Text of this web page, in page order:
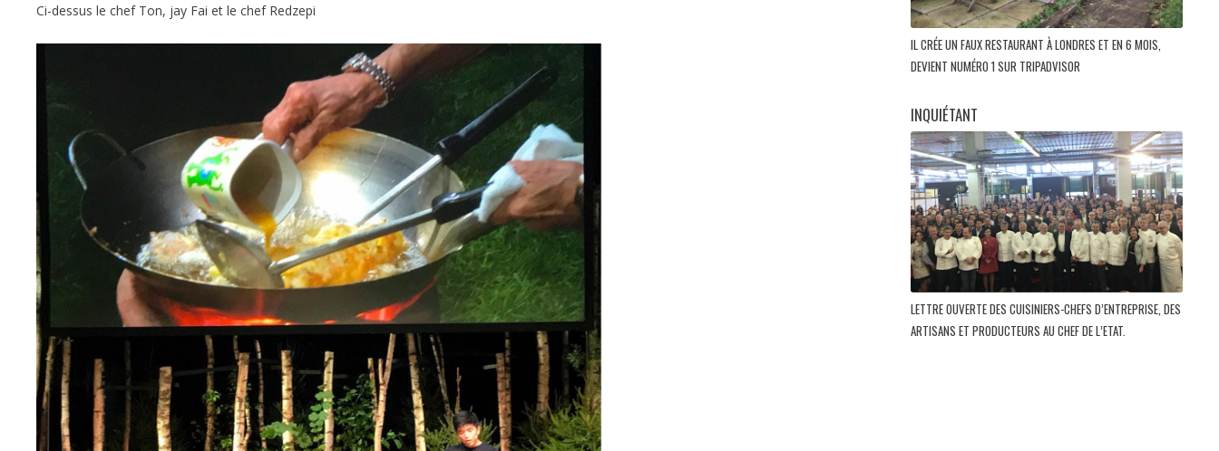
Ci-dessus le chef Ton, jay Fai et le chef Redzepi
IL CRÉE UN FAUX RESTAURANT À LONDRES ET EN 6 MOIS,
DEVIENT NUMÉRO 1 SUR TRIPADVISOR
INQUIÉTANT
LETTRE OUVERTE DES CUISINIERS-CHEFS D’ENTREPRISE, DES
ARTISANS ET PRODUCTEURS AU CHEF DE L’ETAT.